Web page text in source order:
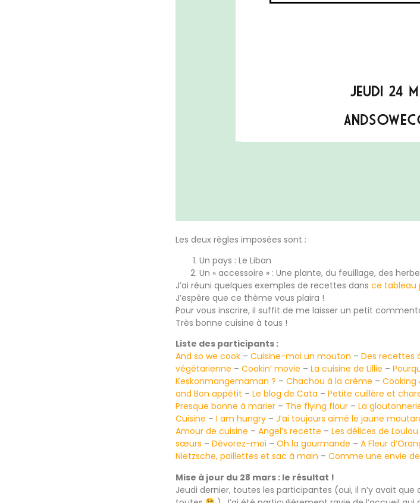
Les deux règles imposées sont :
Un pays : Le Liban
Un « accessoire » : Une plante, du feuillage, des
J’ai réuni quelques exemples de recettes dans ce tableau
J’espère que ce thème vous plaira !
Pour vous inscrire, il suffit de me laisser un petit
Très bonne cuisine à tous !
Liste des participants :
And so we cook – Cuisine-moi un mouton – Des recettes
végétarienne – Cookin’ movie – La cuisine de Lillie –
Keskonmangemaman ? – Chachou à la crème – Cooking
and Bon appétit – Le blog de Cata – Petite cuillère et
Presque bonne à marier – The flying flour – La
Cuisine – I am hungry – J’ai toujours aimé le jaune
Amour de cuisine – Angel’s recette – Les délices de Loulou
sœurs – Dévorez-moi – Oh la gourmande – A Fleur
Nietzsche, paillettes et sac à main – Comme une envie de
Mise à jour du 28 mars : le résultat !
Jeudi dernier, toutes les participantes (oui, il n’y avait